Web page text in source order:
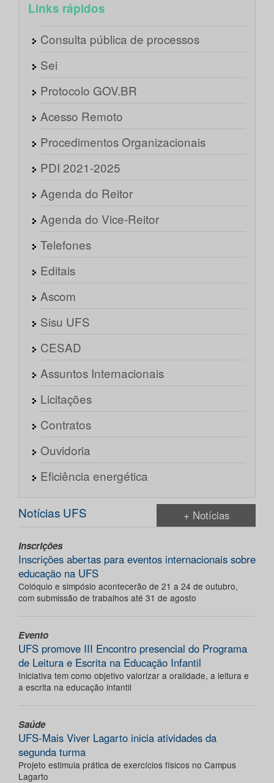
Links rápidos
Consulta pública de processos
Sei
Protocolo GOV.BR
Acesso Remoto
Procedimentos Organizacionais
PDI 2021-2025
Agenda do Reitor
Agenda do Vice-Reitor
Telefones
Editais
Ascom
Sisu UFS
CESAD
Assuntos Internacionais
Licitações
Contratos
Ouvidoria
Eficiência energética
Notícias UFS + Notícias
Inscrições
Inscrições abertas para eventos internacionais sobre
educação na UFS
Colóquio e simpósio acontecerão de 21 a 24 de outubro,
com submissão de trabalhos até 31 de agosto
Evento
UFS promove III Encontro presencial do Programa
de Leitura e Escrita na Educação Infantil
Iniciativa tem como objetivo valorizar a oralidade, a leitura e
a escrita na educação infantil
Saúde
UFS-Mais Viver Lagarto inicia atividades da
segunda turma
Projeto estimula prática de exercícios físicos no Campus
Lagarto